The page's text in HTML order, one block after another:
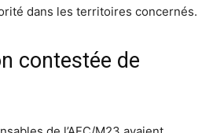
dans les territoires concernés.
contestée de